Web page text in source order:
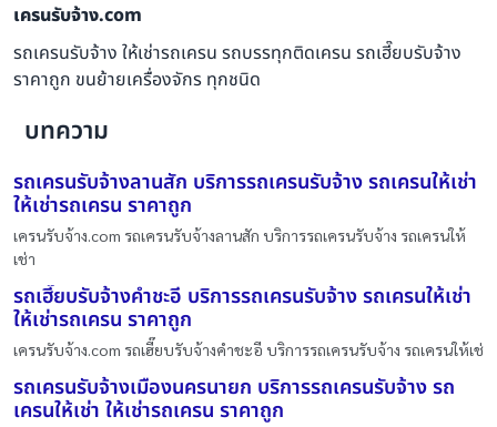
เครนรับจ้าง.com
รถเครนรับจ้าง ให้เช่ารถเครน รถบรรทุกติดเครน รถเฮี๊ยบรับจ้าง
ราคาถูก ขนย้ายเครื่องจักร ทุกชนิด
บทความ
รถเครนรับจ้างลานสัก บริการรถเครนรับจ้าง รถเครนให้เช่า
ให้เช่ารถเครน ราคาถูก
เครนรับจ้าง.com รถเครนรับจ้างลานสัก บริการรถเครนรับจ้าง รถเครนให้
เช่า
รถเฮี๊ยบรับจ้างคำชะอี บริการรถเครนรับจ้าง รถเครนให้เช่า
ให้เช่ารถเครน ราคาถูก
เครนรับจ้าง.com รถเฮี๊ยบรับจ้างคำชะอี บริการรถเครนรับจ้าง รถเครนให้เช่
รถเครนรับจ้างเมืองนครนายก บริการรถเครนรับจ้าง รถ
เครนให้เช่า ให้เช่ารถเครน ราคาถูก